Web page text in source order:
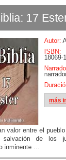
17
Autor:
ISBN:
18069-
más
valor entre el
salvación de los
inminente ...